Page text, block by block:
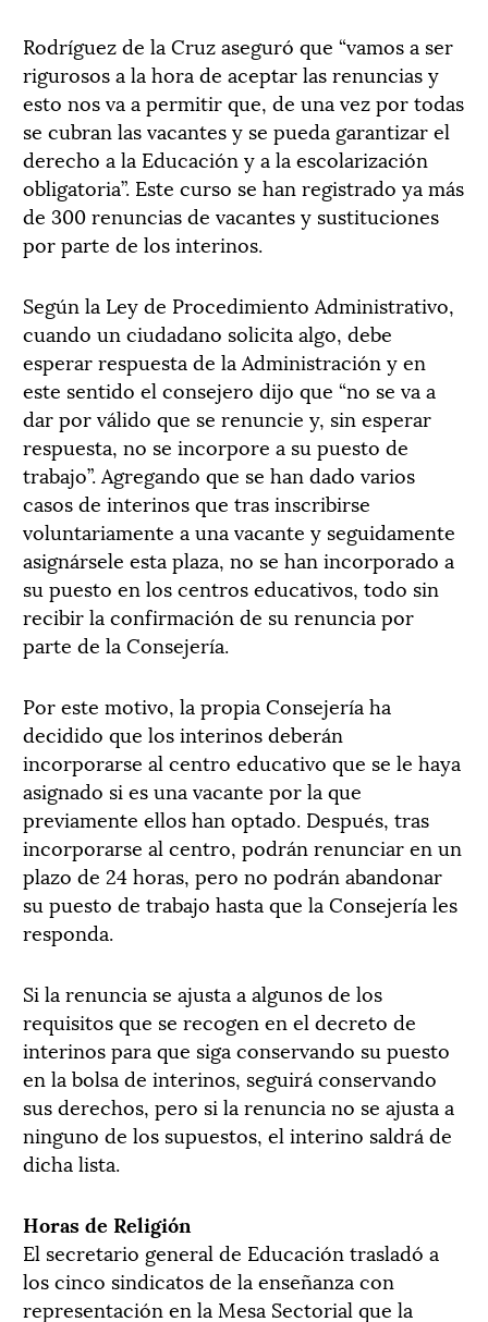
Rodríguez de la Cruz aseguró que “vamos a ser
rigurosos a la hora de aceptar las renuncias y
esto nos va a permitir que, de una vez por todas
se cubran las vacantes y se pueda garantizar el
derecho a la Educación y a la escolarización
obligatoria”. Este curso se han registrado ya más
de 300 renuncias de vacantes y sustituciones
por parte de los interinos.
Según la Ley de Procedimiento Administrativo,
cuando un ciudadano solicita algo, debe
esperar respuesta de la Administración y en
este sentido el consejero dijo que “no se va a
dar por válido que se renuncie y, sin esperar
respuesta, no se incorpore a su puesto de
trabajo”. Agregando que se han dado varios
casos de interinos que tras inscribirse
voluntariamente a una vacante y seguidamente
asignársele esta plaza, no se han incorporado a
su puesto en los centros educativos, todo sin
recibir la confirmación de su renuncia por
parte de la Consejería.
Por este motivo, la propia Consejería ha
decidido que los interinos deberán
incorporarse al centro educativo que se le haya
asignado si es una vacante por la que
previamente ellos han optado. Después, tras
incorporarse al centro, podrán renunciar en un
plazo de 24 horas, pero no podrán abandonar
su puesto de trabajo hasta que la Consejería les
responda.
Si la renuncia se ajusta a algunos de los
requisitos que se recogen en el decreto de
interinos para que siga conservando su puesto
en la bolsa de interinos, seguirá conservando
sus derechos, pero si la renuncia no se ajusta a
ninguno de los supuestos, el interino saldrá de
dicha lista.
Horas de Religión
El secretario general de Educación trasladó a
los cinco sindicatos de la enseñanza con
representación en la Mesa Sectorial que la